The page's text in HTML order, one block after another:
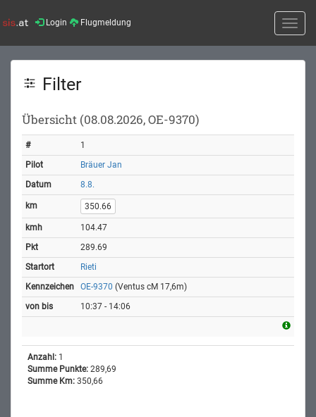
Login Flugmeldung
Toggle
Filter
Übersicht (08.08.2026, OE-9370)
1
Bräuer Jan
8.8.
350.66
104.47
289.69
Rieti
OE-9370 (Ventus cM 17,6m)
10:37 - 14:06
Anzahl: 1
Summe Punkte: 289,69
Summe Km: 350,66